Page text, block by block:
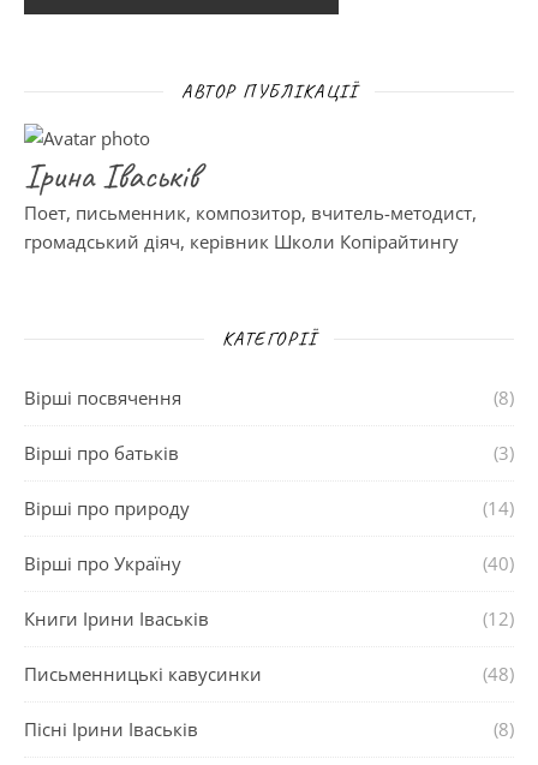
АВТОР ПУБЛІКАЦІЇ
Ірина Іваськів
Поет, письменник, композитор, вчитель-методист,
громадський діяч, керівник Школи Копірайтингу
КАТЕГОРІЇ
Вірші посвячення (8)
Вірші про батьків (3)
Вірші про природу (14)
Вірші про Україну (40)
Книги Ірини Іваськів (12)
Письменницькі кавусинки (48)
Пісні Ірини Іваськів (8)